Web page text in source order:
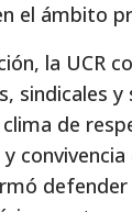
el ámbito
la UCR
sindicales y
de
defender